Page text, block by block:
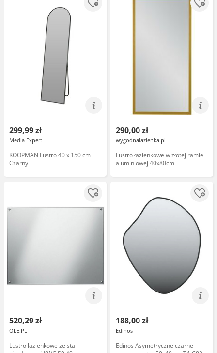
299,99 zł
Media Expert
KOOPMAN Lustro 40 x 150 cm
Czarny
290,00 zł
wygodnalazienka.pl
Lustro łazienkowe w złotej ramie
aluminiowej 40x80cm
520,29 zł
OLE.PL
Lustro łazienkowe ze stali
188,00 zł
Edinos
Edinos Asymetryczne czarne